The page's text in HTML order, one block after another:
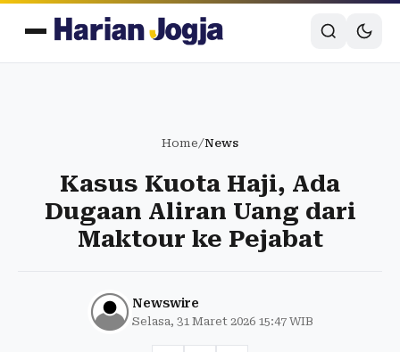
Home/News
Kasus Kuota Haji, Ada
Dugaan Aliran Uang dari
Maktour ke Pejabat
Newswire
Selasa, 31 Maret 2026 15:47 WIB